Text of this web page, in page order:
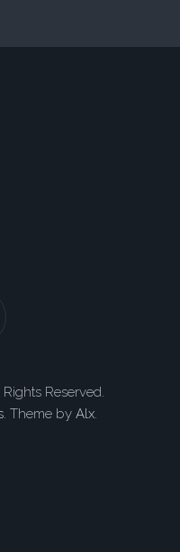
Reserved.
. Theme by Alx.